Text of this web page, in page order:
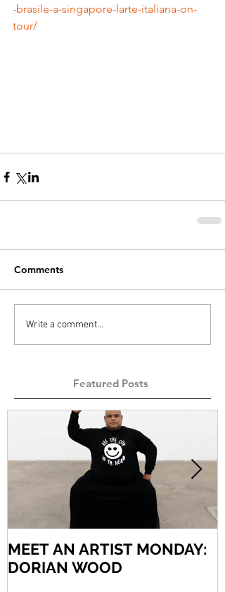
-brasile-a-singapore-larte-italiana-on-
tour/
Comments
Write a comment...
Featured Posts
MEET AN ARTIST MONDAY:
DORIAN WOOD